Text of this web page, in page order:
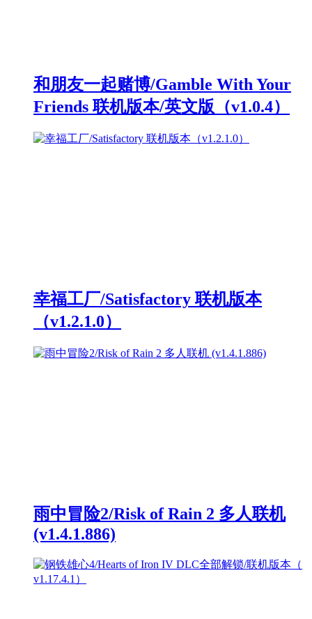
和朋友一起赌博/Gamble With Your
Friends 联机版本/英文版（v1.0.4）
幸福工厂/Satisfactory 联机版本
（v1.2.1.0）
雨中冒险2/Risk of Rain 2 多人联机
(v1.4.1.886)